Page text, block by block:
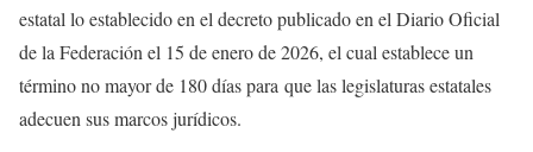
estatal lo establecido en el decreto publicado en el Diario Oficial
de la Federación el 15 de enero de 2026, el cual establece un
término no mayor de 180 días para que las legislaturas estatales
adecuen sus marcos jurídicos.